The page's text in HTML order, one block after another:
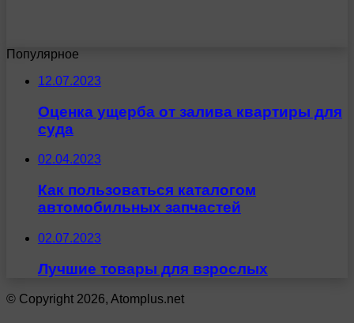
Популярное
12.07.2023
Оценка ущерба от залива квартиры для
суда
02.04.2023
Как пользоваться каталогом
автомобильных запчастей
02.07.2023
Лучшие товары для взрослых
© Copyright 2026, Atomplus.net